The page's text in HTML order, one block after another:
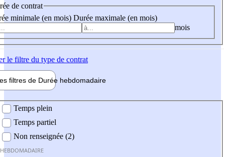
de contrat
minimale (en mois) Durée maximale (en mois)
mois
le filtre du type de contrat
filtres de Durée hebdomadaire
Temps plein
Temps partiel
Non renseignée (2)